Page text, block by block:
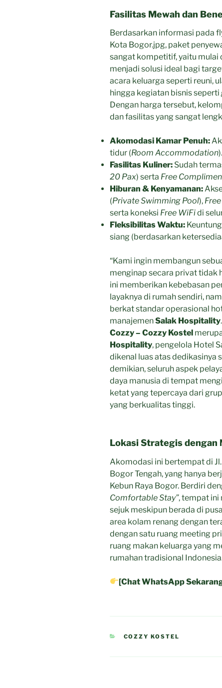
Fasilitas Mewah dan
Berdasarkan informasi pada
Kota Bogor.jpg, paket
sangat kompetitif, yaitu mulai
menjadi solusi ideal bagi
acara keluarga seperti reuni,
hingga kegiatan bisnis seperti
Dengan harga tersebut,
dan fasilitas yang sangat
Akomodasi Kamar Penuh:
tidur (Room Accommodation).
Fasilitas Kuliner: Sudah
20 Pax) serta Free
Hiburan & Kenyamanan:
(Private Swimming Pool),
serta koneksi Free WiFidi
Fleksibilitas Waktu:
siang (berdasarkan
“Kami ingin membangun
menginap secara privat tidak
ini memberikan kebebasan
layaknya di rumah sendiri,
berkat standar operasional
manajemenSalak Hospitality
Cozzy – Cozzy Kostel
Hospitality, pengelola Hotel
dikenal luas atas dedikasinya
demikian, seluruh aspek
daya manusia di tempat
ketat yang tepercaya dari
yang berkualitas tinggi.
Lokasi Strategis dengan
Akomodasi ini bertempat di
Bogor Tengah, yang hanya
Kebun Raya Bogor. Berdiri
Comfortable Stay”, tempat ini
sejuk meskipun berada di
area kolam renang dengan
dengan satu ruang meeting
ruang makan keluarga yang
rumahan tradisional
[Chat WhatsApp
CATEGORIES
COZZY KOSTEL